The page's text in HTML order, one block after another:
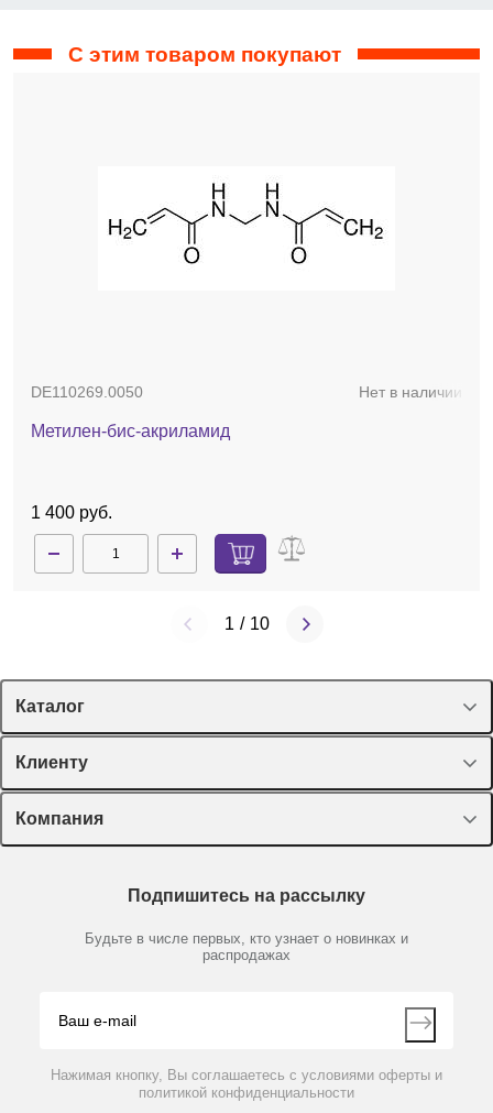
С этим товаром покупают
DE110269.0050 Нет в наличии
Метилен-бис-акриламид
1 400 руб.
1 / 10
Каталог
Спецпредложения
Оборудование, приборы
Пластик, стекло, принадлежности
Химические реактивы, препараты, наборы
Производители
Клиенту
Лекторий Диаэм
Доставка и оплата
Мобильное приложение
Компания
Партнеры
Контакты
Подпишитесь на рассылку
Будьте в числе первых, кто узнает о новинках и
распродажах
Нажимая кнопку, Вы соглашаетесь с условиями оферты и
политикой конфиденциальности